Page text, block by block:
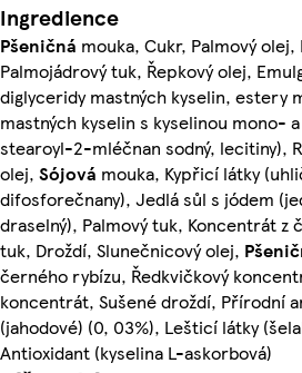
Ingredience
Pšeničná mouka, Cukr, Palmový olej,
Palmojádrový tuk, Řepkový olej,
diglyceridy mastných kyselin, estery
mastných kyselin s kyselinou mono-
stearoyl-2-mléčnan sodný, lecitiny),
olej, Sójová mouka, Kypřicí látky
difosforečnany), Jedlá sůl s jódem
draselný), Palmový tuk, Koncentrát z
tuk, Droždí, Slunečnicový olej,
černého rybízu, Ředkvičkový
koncentrát, Sušené droždí, Přírodní
(jahodové) (0, 03%), Lešticí látky
Antioxidant (kyselina L-askorbová)